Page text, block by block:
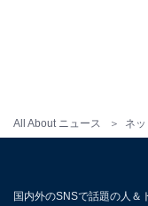
All About ニュース ネ
国内外のSNSで話題の人＆